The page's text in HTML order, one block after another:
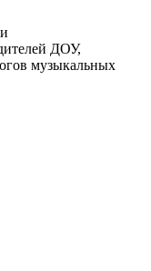
ДОУ,
музыкальных